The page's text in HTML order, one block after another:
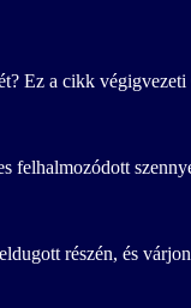
Ez a cikk
felhalmozódott
részén, és